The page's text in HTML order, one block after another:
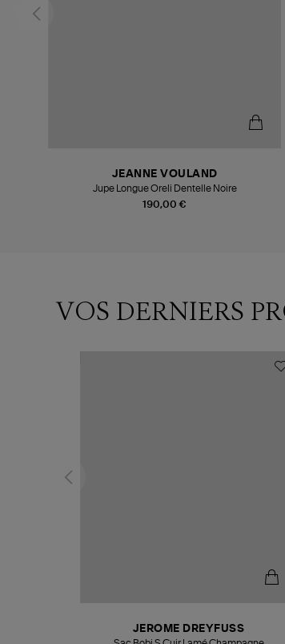
190,00 €
JEANNE VOULAND
Jupe Longue Oreli Dentelle Noire
VOS DERNIERS
JEROME DREYFUSS